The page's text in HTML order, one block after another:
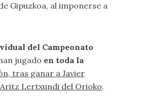
Gipuzkoa, al imponerse a
del Campeonato
jugado en toda la
tras ganar a Javier
Lertxundi del Orioko.